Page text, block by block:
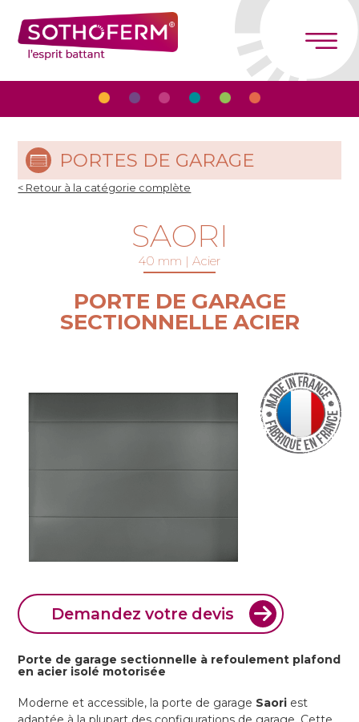
PORTES DE GARAGE
< Retour à la catégorie complète
SAORI
40 mm | Acier
PORTE DE GARAGE
SECTIONNELLE ACIER
Demandez votre devis
Porte de garage sectionnelle à refoulement plafond
en acier isolé motorisée
Moderne et accessible, la porte de garage Saori est